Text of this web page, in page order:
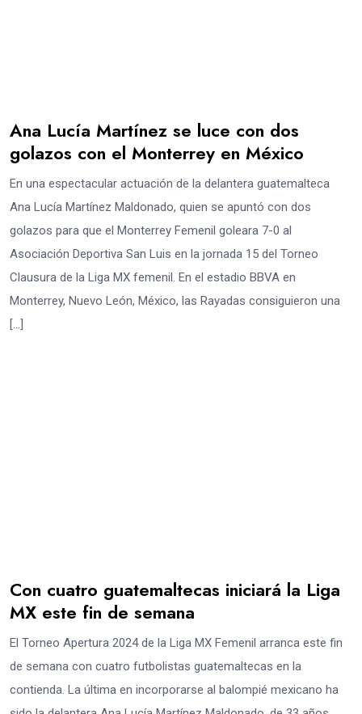
Ana Lucía Martínez se luce con dos
golazos con el Monterrey en México
En una espectacular actuación de la delantera guatemalteca
Ana Lucía Martínez Maldonado, quien se apuntó con dos
golazos para que el Monterrey Femenil goleara 7-0 al
Asociación Deportiva San Luis en la jornada 15 del Torneo
Clausura de la Liga MX femenil. En el estadio BBVA en
Monterrey, Nuevo León, México, las Rayadas consiguieron una
[…]
Con cuatro guatemaltecas iniciará la Liga
MX este fin de semana
El Torneo Apertura 2024 de la Liga MX Femenil arranca este fin
de semana con cuatro futbolistas guatemaltecas en la
contienda. La última en incorporarse al balompié mexicano ha